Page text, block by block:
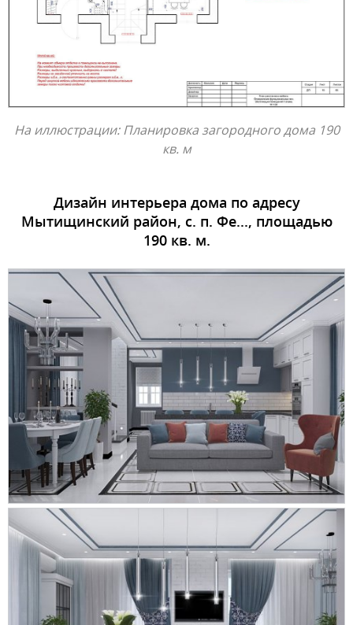
На иллюстрации: Планировка загородного дома 190
кв. м
Дизайн интерьера дома по адресу
Мытищинский район, с. п. Фе..., площадью
190 кв. м.